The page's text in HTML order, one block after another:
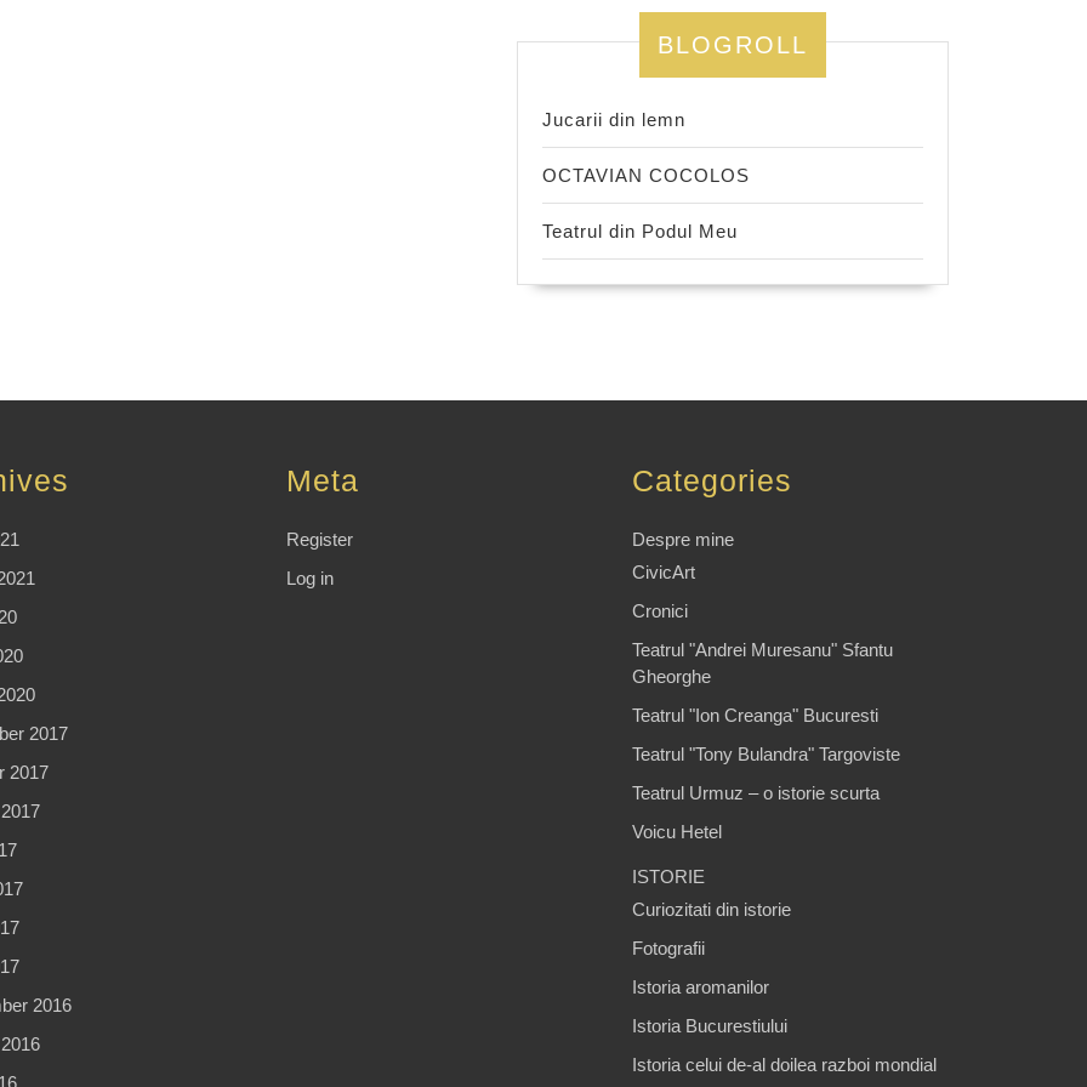
BLOGROLL
Jucarii din lemn
OCTAVIAN COCOLOS
Teatrul din Podul Meu
2017
2017
2016
Meta
Register
Log in
Categories
Despre mine
CivicArt
Cronici
Teatrul "Andrei Muresanu" Sfantu
Gheorghe
Teatrul "Ion Creanga" Bucuresti
Teatrul "Tony Bulandra" Targoviste
Teatrul Urmuz – o istorie scurta
Voicu Hetel
ISTORIE
Curiozitati din istorie
Fotografii
Istoria aromanilor
Istoria Bucurestiului
Istoria celui de-al doilea razboi mondial